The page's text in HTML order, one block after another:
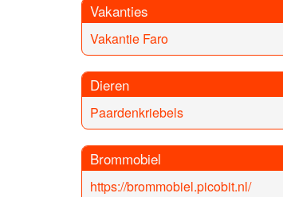
Vakanties
Vakantie Faro
Dieren
Paardenkriebels
Brommobiel
https://brommobiel.picobit.nl/